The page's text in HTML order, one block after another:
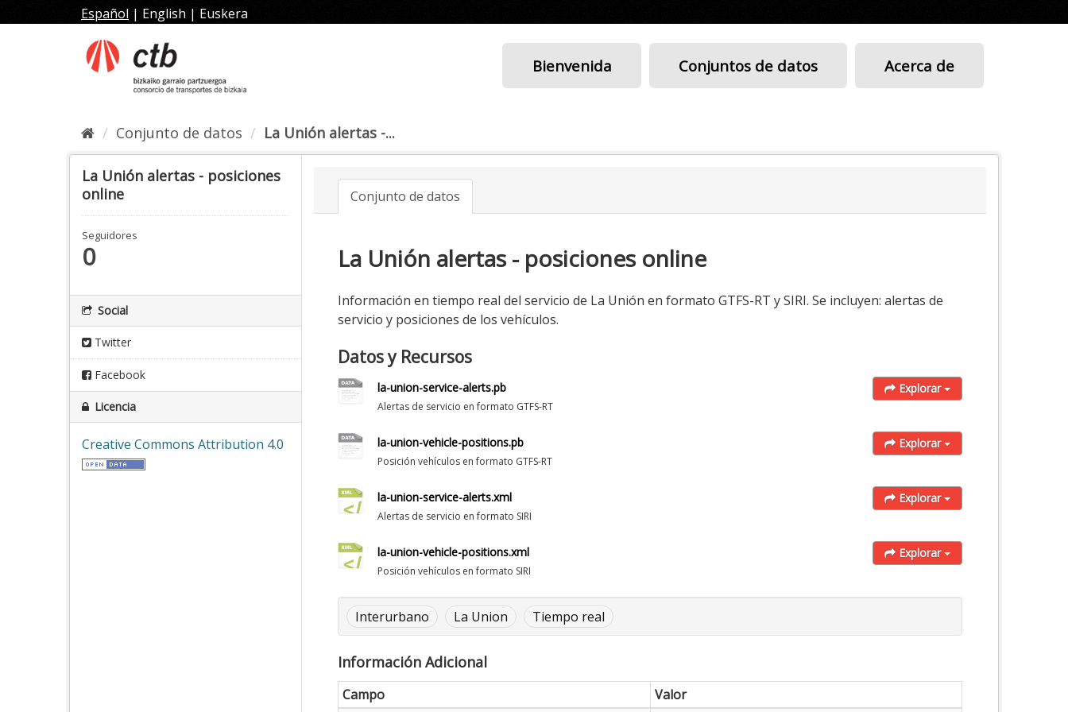
al
Español | English | Euskera
Bienvenida Conjuntos de datos Acerca de
Conjunto de datos La Unión alertas -...
La Unión alertas - posiciones
online
Seguidores
0
Social
Twitter
Facebook
Licencia
Creative Commons Attribution 4.0
Conjunto de datos
La Unión alertas - posiciones online
Información en tiempo real del servicio de La Unión en formato GTFS-RT y SIRI. Se incluyen: alertas de
servicio y posiciones de los vehículos.
Datos y Recursos
la-union-service-alerts.pb
Alertas de servicio en formato GTFS-RT
Explorar
la-union-vehicle-positions.pb
Posición vehículos en formato GTFS-RT
Explorar
la-union-service-alerts.xml
Alertas de servicio en formato SIRI
Explorar
la-union-vehicle-positions.xml
Posición vehículos en formato SIRI
Explorar
Interurbano La Union Tiempo real
Información Adicional
Campo Valor